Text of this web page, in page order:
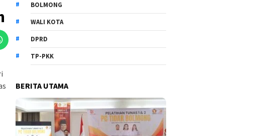
BOLMONG
WALI KOTA
DPRD
TP-PKK
BERITA UTAMA